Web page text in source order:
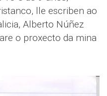
lle escriben ao
Alberto Núñez
o proxecto da mina